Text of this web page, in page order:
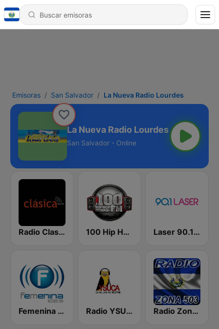
Emisoras San Salvador La Nueva Radio Lourdes
La Nueva Radio Lourdes
San Salvador - Online
Radio Clasica 103.3 FM 100 Hip Hop and RNB FM Laser 90.1 Español
Femenina 102.5 FM Radio YSUCA 91.7 FM Radio Zona 503